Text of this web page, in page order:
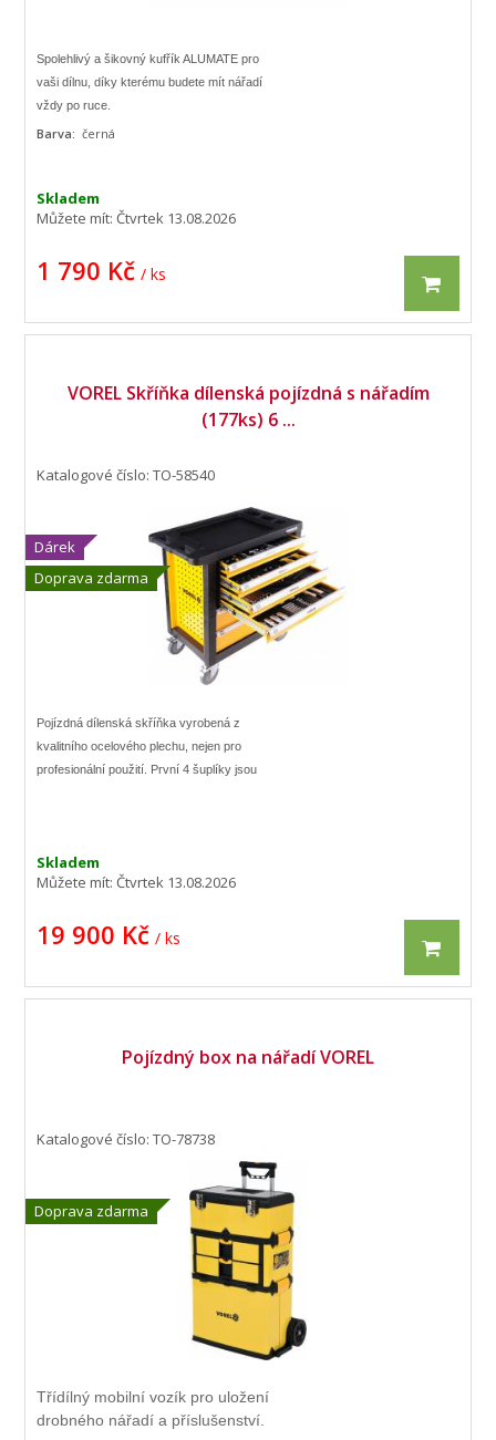
Skladem
Můžete mít:Čtvrtek 13.08.2026
1 790 Kč / ks
Spolehlivý a šikovný kufřík ALUMATE pro
vaši dílnu, díky kterému budete mít nářadí
vždy po ruce.
Vyroben z kvalitního hliníku a lišty jsou z
Barva:černá
VOREL Skříňka dílenská pojízdná s nářadím
(177ks) 6 ...
Dárek
Doprava zdarma
Katalogové číslo: TO-58540
Skladem
Můžete mít:Čtvrtek 13.08.2026
19 900 Kč / ks
Pojízdná dílenská skříňka vyrobená z
kvalitního ocelového plechu, nejen pro
profesionální použití. První 4 šuplíky jsou
Pojízdný box na nářadí VOREL
Doprava zdarma
Katalogové číslo: TO-78738
Třídílný mobilní vozík pro uložení
drobného nářadí a příslušenství.